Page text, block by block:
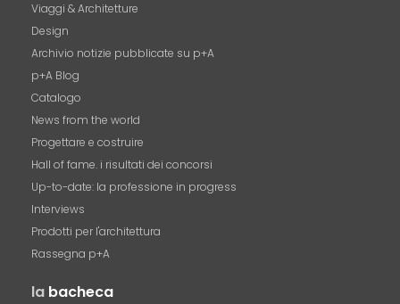
Viaggi & Architetture
Design
Archivio notizie pubblicate su p+A
p+A Blog
Catalogo
News from the world
Progettare e costruire
Hall of fame. i risultati dei concorsi
Up-to-date: la professione in progress
Interviews
Prodotti per l'architettura
Rassegna p+A
la bacheca